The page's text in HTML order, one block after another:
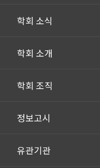
학회 소식
학회 소개
학회 조직
정보고시
유관기관